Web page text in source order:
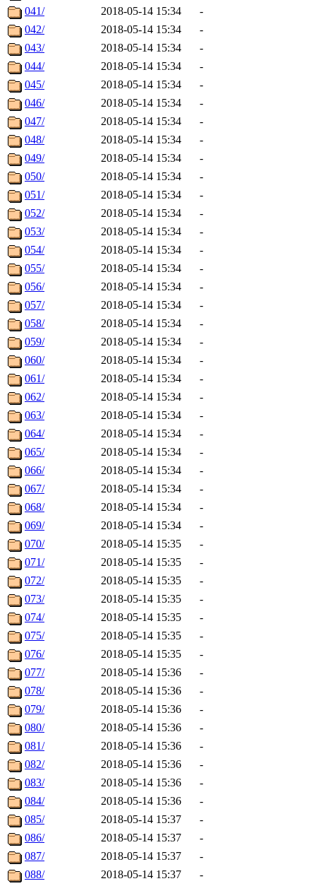
041/
2018-05-14 15:34
-
042/
2018-05-14 15:34
-
043/
2018-05-14 15:34
-
044/
2018-05-14 15:34
-
045/
2018-05-14 15:34
-
046/
2018-05-14 15:34
-
047/
2018-05-14 15:34
-
048/
2018-05-14 15:34
-
049/
2018-05-14 15:34
-
050/
2018-05-14 15:34
-
051/
2018-05-14 15:34
-
052/
2018-05-14 15:34
-
053/
2018-05-14 15:34
-
054/
2018-05-14 15:34
-
055/
2018-05-14 15:34
-
056/
2018-05-14 15:34
-
057/
2018-05-14 15:34
-
058/
2018-05-14 15:34
-
059/
2018-05-14 15:34
-
060/
2018-05-14 15:34
-
061/
2018-05-14 15:34
-
062/
2018-05-14 15:34
-
063/
2018-05-14 15:34
-
064/
2018-05-14 15:34
-
065/
2018-05-14 15:34
-
066/
2018-05-14 15:34
-
067/
2018-05-14 15:34
-
068/
2018-05-14 15:34
-
069/
2018-05-14 15:34
-
070/
2018-05-14 15:35
-
071/
2018-05-14 15:35
-
072/
2018-05-14 15:35
-
073/
2018-05-14 15:35
-
074/
2018-05-14 15:35
-
075/
2018-05-14 15:35
-
076/
2018-05-14 15:35
-
077/
2018-05-14 15:36
-
078/
2018-05-14 15:36
-
079/
2018-05-14 15:36
-
080/
2018-05-14 15:36
-
081/
2018-05-14 15:36
-
082/
2018-05-14 15:36
-
083/
2018-05-14 15:36
-
084/
2018-05-14 15:36
-
085/
2018-05-14 15:37
-
086/
2018-05-14 15:37
-
087/
2018-05-14 15:37
-
088/
2018-05-14 15:37
-